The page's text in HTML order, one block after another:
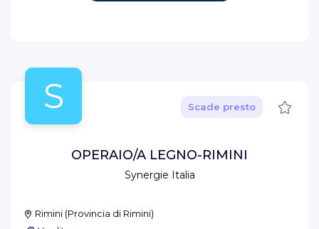
S
Synergie Italia
Scade presto Salva
OPERAIO/A LEGNO-RIMINI
Rimini (Provincia di Rimini)